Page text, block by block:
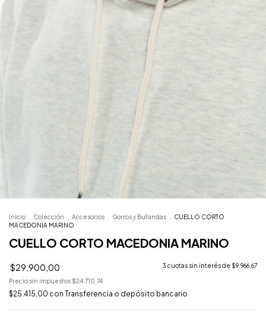
Inicio Colección Accesorios Gorros y Bufandas
CUELLO CORTO
MACEDONIA MARINO
CUELLO CORTO MACEDONIA MARINO
$29.900,00 3 cuotas sin interés de $9.966,67
Precio sin impuestos $24.710,74
$25.415,00 con Transferencia o depósito bancario